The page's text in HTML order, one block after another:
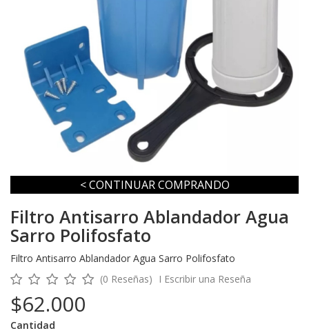
< CONTINUAR COMPRANDO
Filtro Antisarro Ablandador Agua
Sarro Polifosfato
Filtro Antisarro Ablandador Agua Sarro Polifosfato
(0 Reseñas)
I Escribir una Reseña
$62.000
Cantidad